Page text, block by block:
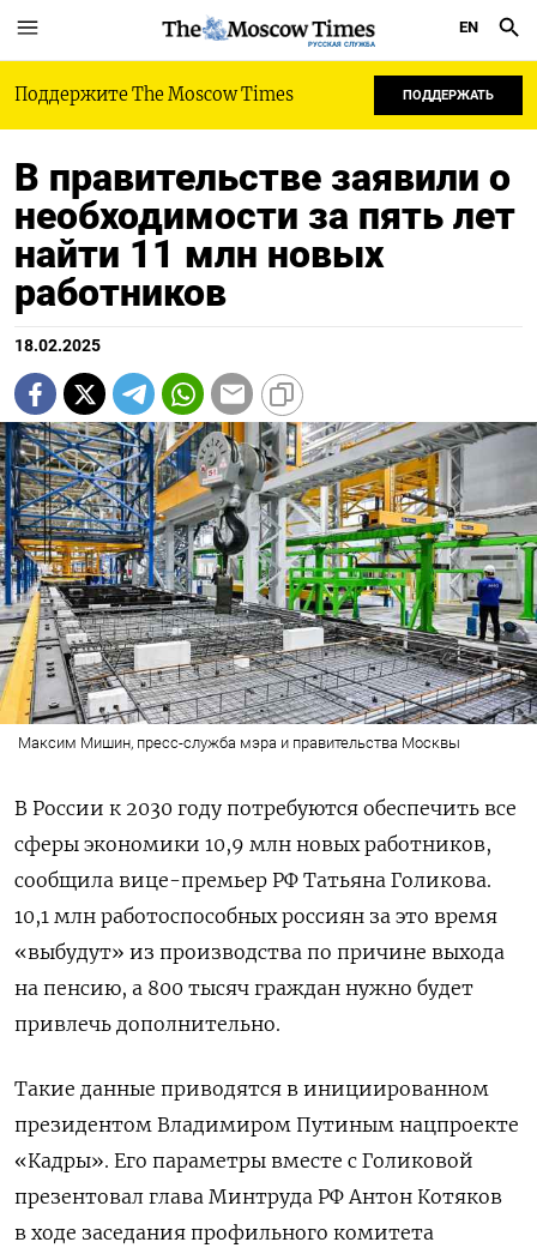
РУССКАЯ СЛУЖБА
EN
Поддержите The Moscow Times ПОДДЕРЖАТЬ
В правительстве заявили о
необходимости за пять лет
найти 11 млн новых
работников
18.02.2025
Максим Мишин, пресс-служба мэра и правительства Москвы
В России к 2030 году потребуются обеспечить все
сферы экономики 10,9 млн новых работников,
сообщила вице-премьер РФ Татьяна Голикова.
10,1 млн работоспособных россиян за это время
«выбудут» из производства по причине выхода
на пенсию, а 800 тысяч граждан нужно будет
привлечь дополнительно.
Такие данные приводятся в инициированном
президентом Владимиром Путиным нацпроекте
«Кадры». Его параметры вместе с Голиковой
презентовал глава Минтруда РФ Антон Котяков
в ходе заседания профильного комитета